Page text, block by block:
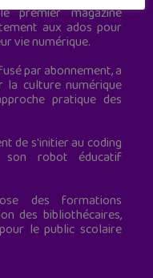
premier magazine
aux ados pour
vie numérique.
par abonnement, a
la culture numérique
pratique des
de s'initier au coding
robot éducatif
des formations
des bibliothécaires,
le public scolaire